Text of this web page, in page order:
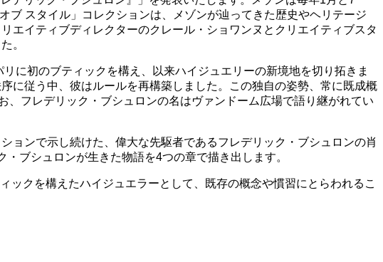
ブ スタイル」コレクションは、メゾンが辿ってきた歴史やヘリテージ
エイティブディレクターのクレール・ショワンヌとクリエイティブスタ
。
に初のブティックを構え、以来ハイジュエリーの新境地を切り拓きま
に従う中、彼はルールを再構築しました。この独自の姿勢、常に既成概
フレデリック・ブシュロンの名はヴァンドーム広場で語り継がれてい
ョンで示し続けた、偉大な先駆者であるフレデリック・ブシュロンの肖
ブシュロンが生きた物語を4つの章で描き出します。
クを構えたハイジュエラーとして、既存の概念や慣習にとらわれるこ